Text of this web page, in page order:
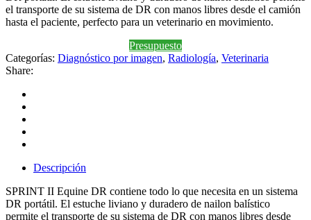
el transporte de su sistema de DR con manos libres desde el camión
hasta el paciente, perfecto para un veterinario en movimiento.
Presupuesto
Categorías: Diagnóstico por imagen, Radiología, Veterinaria
Share:
Descripción
SPRINT II Equine DR contiene todo lo que necesita en un sistema
DR portátil. El estuche liviano y duradero de nailon balístico
permite el transporte de su sistema de DR con manos libres desde